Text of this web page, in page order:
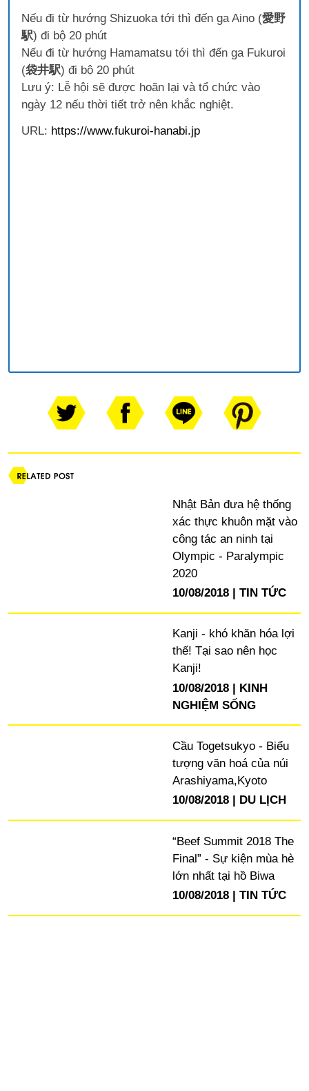
Nếu đi từ hướng Shizuoka tới thì đến ga Aino (愛野
駅) đi bộ 20 phút
Nếu đi từ hướng Hamamatsu tới thì đến ga Fukuroi
(袋井駅) đi bộ 20 phút
Lưu ý: Lễ hội sẽ được hoãn lại và tổ chức vào
ngày 12 nếu thời tiết trở nên khắc nghiệt.
URL: https://www.fukuroi-hanabi.jp
Nhật Bản đưa hệ thống
xác thực khuôn mặt vào
công tác an ninh tại
Olympic - Paralympic
2020
10/08/2018
TIN TỨC
Kanji - khó khăn hóa lợi
thế! Tại sao nên học
Kanji!
10/08/2018
KINH
NGHIỆM SỐNG
Cầu Togetsukyo - Biểu
tượng văn hoá của núi
Arashiyama,Kyoto
10/08/2018
DU LỊCH
“Beef Summit 2018 The
Final” - Sự kiện mùa hè
lớn nhất tại hồ Biwa
10/08/2018
TIN TỨC